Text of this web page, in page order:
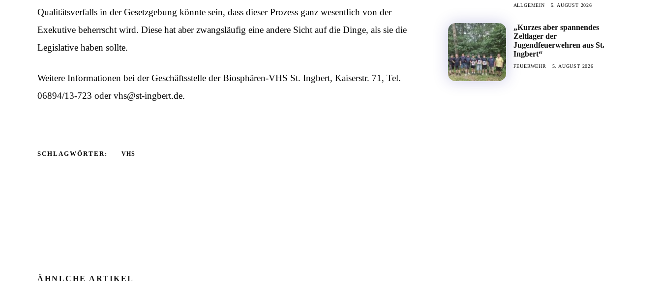
Qualitätsverfalls in der Gesetzgebung könnte sein, dass dieser Prozess ganz wesentlich von der
Exekutive beherrscht wird. Diese hat aber zwangsläufig eine andere Sicht auf die Dinge, als sie die
Legislative haben sollte.
Weitere Informationen bei der Geschäftsstelle der Biosphären-VHS St. Ingbert, Kaiserstr. 71, Tel.
06894/13-723 oder vhs@st-ingbert.de.
SCHLAGWÖRTER: VHS
ALLGEMEIN 5. AUGUST 2026
„Kurzes aber spannendes
Zeltlager der
Jugendfeuerwehren aus St.
Ingbert“
FEUERWEHR 5. AUGUST 2026
ÄHNLCHE ARTIKEL